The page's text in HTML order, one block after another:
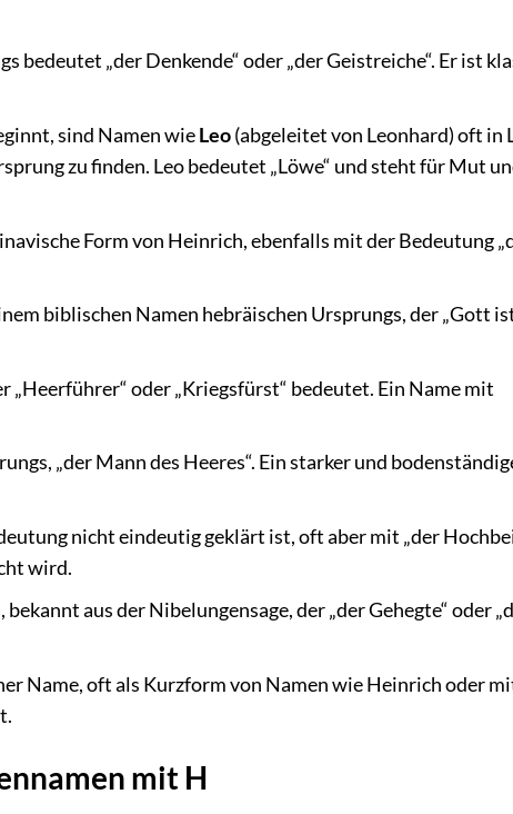
bedeutet „der Denkende“ oder „der Geistreiche“. Er ist
sind Namen wieLeo(abgeleitet von Leonhard) oft in
zu finden. Leo bedeutet „Löwe“ und steht für Mut
Form von Heinrich, ebenfalls mit der Bedeutung
biblischen Namen hebräischen Ursprungs, der „Gott
„Heerführer“ oder „Kriegsfürst“ bedeutet. Ein Name mit
„der Mann des Heeres“. Ein starker und
nicht eindeutig geklärt ist, oft aber mit „der
wird.
aus der Nibelungensage, der „der Gehegte“ oder
Name, oft als Kurzform von Namen wie Heinrich oder
mit H